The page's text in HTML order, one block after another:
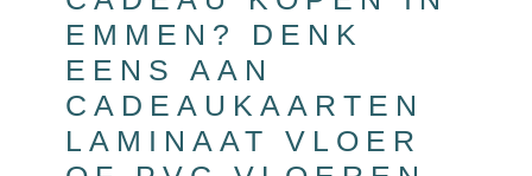
EMMEN? DENK
EENS AAN
CADEAUKAARTEN
LAMINAAT VLOER